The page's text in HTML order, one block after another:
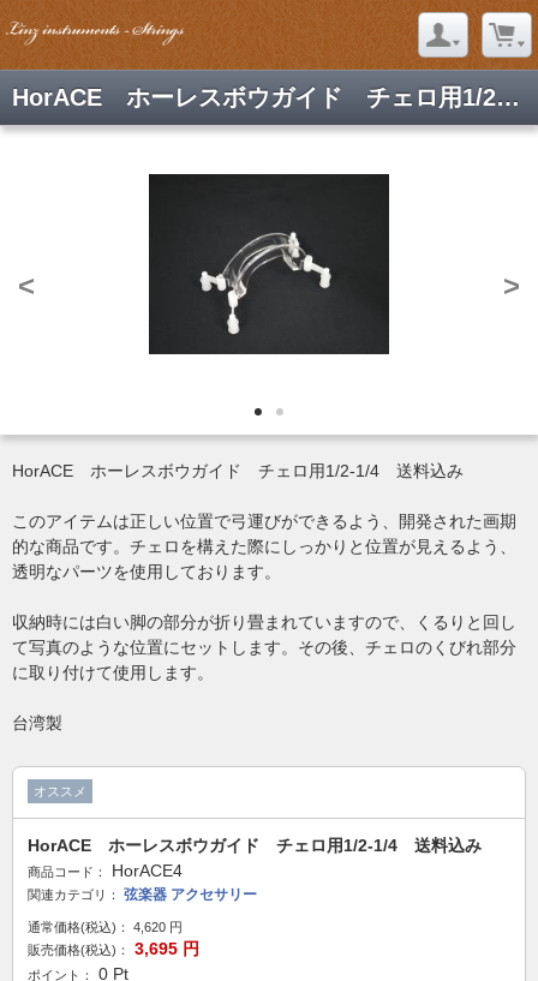
HorACE ホーレスボウガイド チェロ用1/2-1/4 送料込み
< >
HorACE ホーレスボウガイド チェロ用1/2-1/4 送料込み
このアイテムは正しい位置で弓運びができるよう、開発された画期
的な商品です。チェロを構えた際にしっかりと位置が見えるよう、
透明なパーツを使用しております。
収納時には白い脚の部分が折り畳まれていますので、くるりと回し
て写真のような位置にセットします。その後、チェロのくびれ部分
に取り付けて使用します。
台湾製
オススメ
HorACE ホーレスボウガイド チェロ用1/2-1/4 送料込み
商品コード： HorACE4
関連カテゴリ： 弦楽器 アクセサリー
通常価格(税込)： 4,620 円
販売価格(税込)：
3,695 円
ポイント： 0 Pt